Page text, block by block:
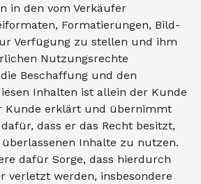
in den vom Verkäufer
Formatierungen, Bild-
Verfügung zu stellen und ihm
Nutzungsrechte
Beschaffung und den
Inhalten ist allein der Kunde
Kunde erklärt und übernimmt
dass er das Recht besitzt,
Inhalte zu nutzen.
dafür Sorge, dass hierdurch
verletzt werden, insbesondere